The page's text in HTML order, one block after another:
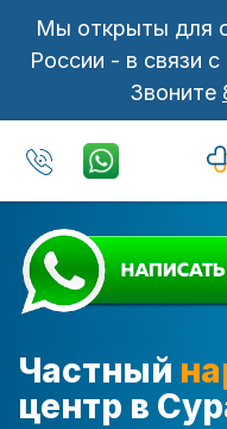
Мы открыты для
России - в связи
Звоните
Частный
центр в